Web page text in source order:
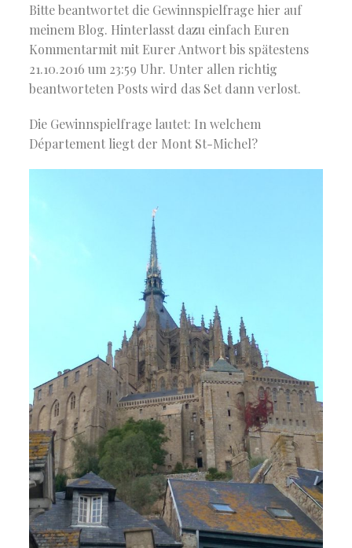
Bitte beantwortet die Gewinnspielfrage hier auf
meinem Blog. Hinterlasst dazu einfach Euren
Kommentarmit mit Eurer Antwort bis spätestens
21.10.2016 um 23:59 Uhr. Unter allen richtig
beantworteten Posts wird das Set dann verlost.
Die Gewinnspielfrage lautet: In welchem
Département liegt der Mont St-Michel?